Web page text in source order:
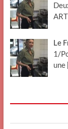
Le
1/
une